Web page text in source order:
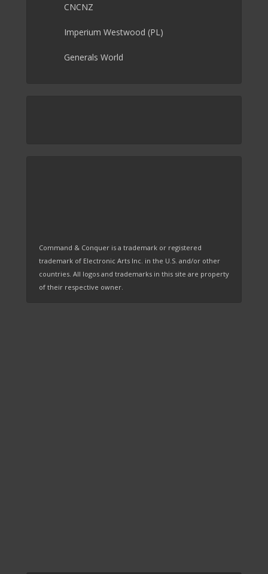
CNCNZ
Imperium Westwood (PL)
Generals World
Command & Conquer is a trademark or registered
trademark of Electronic Arts Inc. in the U.S. and/or other
countries. All logos and trademarks in this site are property
of their respective owner.